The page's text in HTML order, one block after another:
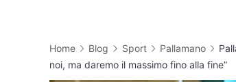
Home Blog Sport Pallamano
noi, ma daremo il massimo fino alla fine”